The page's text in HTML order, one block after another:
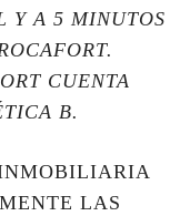
Y A 5 MINUTOS
CUENTA
B.
LAS